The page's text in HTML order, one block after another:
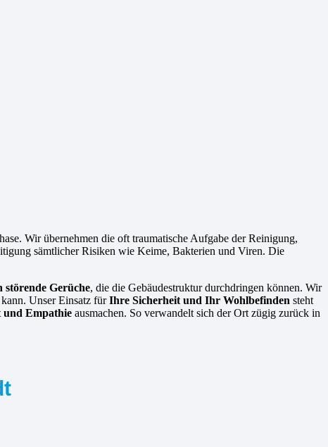
Wir übernehmen die oft traumatische Aufgabe der Reinigung,
sämtlicher Risiken wie Keime, Bakterien und Viren. Die
störende Gerüche, die die Gebäudestruktur durchdringen können. Wir
Unser Einsatz fürIhre Sicherheit und Ihr Wohlbefinden steht
und Empathie ausmachen. So verwandelt sich der Ort zügig zurück in